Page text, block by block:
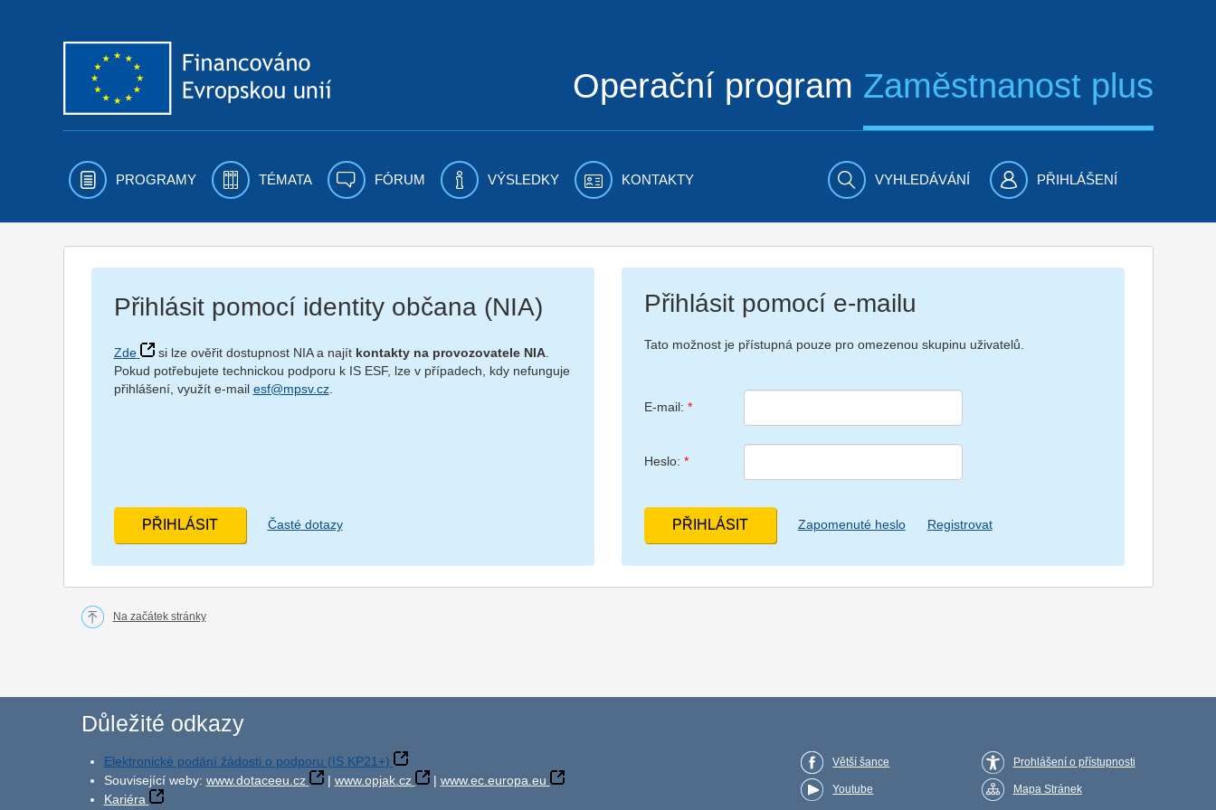
Operační program Zaměstnanost plus
PROGRAMY TÉMATA FÓRUM VÝSLEDKY KONTAKTY VYHLEDÁVÁNÍ PŘIHLÁŠENÍ
Přihlásit pomocí identity občana (NIA)
Zde si lze ověřit dostupnost NIA a najít kontakty na provozovatele NIA.
Pokud potřebujete technickou podporu k IS ESF, lze v případech, kdy nefunguje
přihlášení, využít e-mail esf@mpsv.cz.
Časté dotazy
Přihlásit pomocí e-mailu
Tato možnost je přístupná pouze pro omezenou skupinu uživatelů.
E-mail:
Heslo:
Zapomenuté heslo Registrovat
Na začátek stránky
Důležité odkazy
Elektronické podání žádosti o podporu (IS KP21+)
Související weby: www.dotaceeu.cz | www.opjak.cz | www.ec.europa.eu
Kariéra
Větší šance
Youtube
Prohlášení o přístupnosti
Mapa Stránek